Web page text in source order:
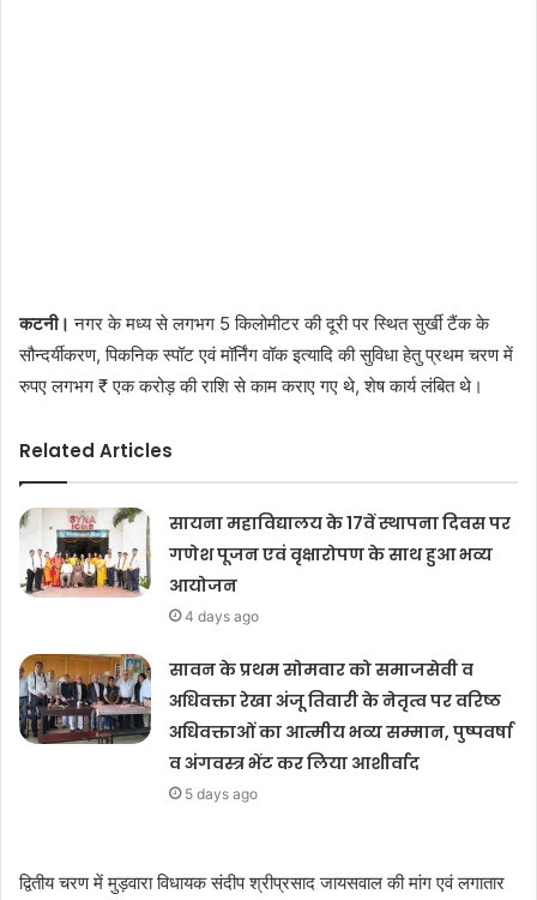
कटनी। नगर के मध्य से लगभग 5 किलोमीटर की दूरी पर स्थित सुर्खी टैंक के
सौन्दर्यीकरण, पिकनिक स्पॉट एवं मॉर्निंग वॉक इत्यादि की सुविधा हेतु प्रथम चरण में
रुपए लगभग ₹ एक करोड़ की राशि से काम कराए गए थे, शेष कार्य लंबित थे।
Related Articles
सायना महाविद्यालय के 17वें स्थापना दिवस पर
गणेश पूजन एवं वृक्षारोपण के साथ हुआ भव्य
आयोजन
4 days ago
सावन के प्रथम सोमवार को समाजसेवी व
अधिवक्ता रेखा अंजू तिवारी के नेतृत्व पर वरिष्ठ
अधिवक्ताओं का आत्मीय भव्य सम्मान, पुष्पवर्षा
व अंगवस्त्र भेंट कर लिया आशीर्वाद
5 days ago
द्वितीय चरण में मुड़वारा विधायक संदीप श्रीप्रसाद जायसवाल की मांग एवं लगातार